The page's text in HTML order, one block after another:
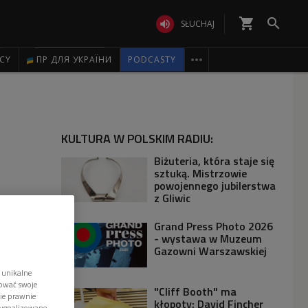
 SŁUCHAJ shopping_cart 
ПР ДЛЯ УКРАЇНИ PODCASTY 
KULTURA W POLSKIM RADIU:
Biżuteria, która staje się
sztuką. Mistrzowie
powojennego jubilerstwa
z Gliwic
Grand Press Photo 2026
- wystawa w Muzeum
Gazowni Warszawskiej
"Cliff Booth" ma
kłopoty: David Fincher
swoje
prawnie